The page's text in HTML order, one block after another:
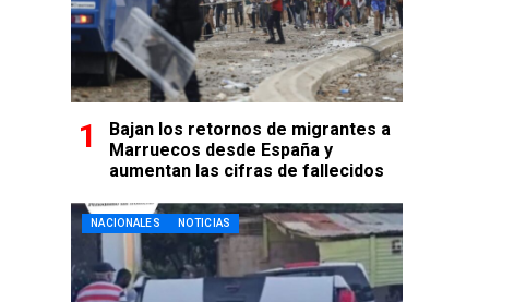
Bajan los retornos de migrantes a
Marruecos desde España y
aumentan las cifras de fallecidos
NACIONALES NOTICIAS